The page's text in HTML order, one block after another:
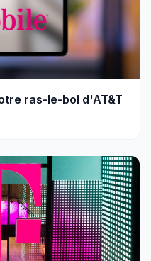
ras-le-bol d'AT&T